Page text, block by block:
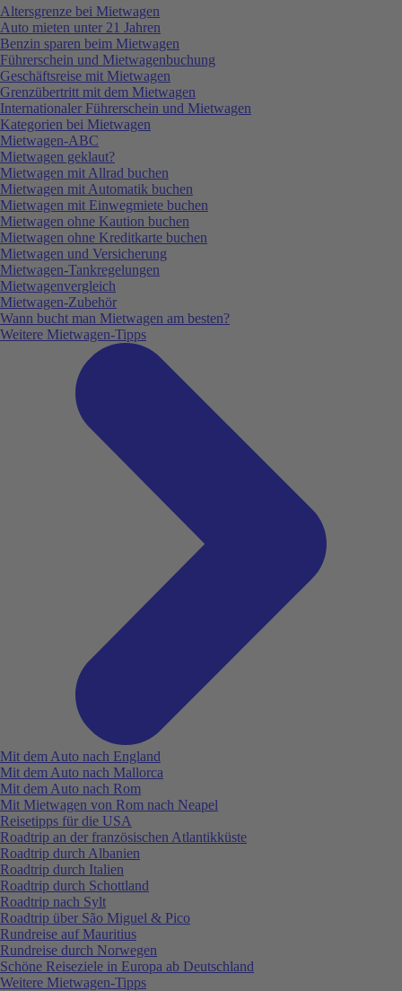
Altersgrenze bei Mietwagen
Auto mieten unter 21 Jahren
Benzin sparen beim Mietwagen
Führerschein und Mietwagenbuchung
Geschäftsreise mit Mietwagen
Grenzübertritt mit dem Mietwagen
Internationaler Führerschein und Mietwagen
Kategorien bei Mietwagen
Mietwagen-ABC
Mietwagen geklaut?
Mietwagen mit Allrad buchen
Mietwagen mit Automatik buchen
Mietwagen mit Einwegmiete buchen
Mietwagen ohne Kaution buchen
Mietwagen ohne Kreditkarte buchen
Mietwagen und Versicherung
Mietwagen-Tankregelungen
Mietwagenvergleich
Mietwagen-Zubehör
Wann bucht man Mietwagen am besten?
Weitere Mietwagen-Tipps
Mit dem Auto nach England
Mit dem Auto nach Mallorca
Mit dem Auto nach Rom
Mit Mietwagen von Rom nach Neapel
Reisetipps für die USA
Roadtrip an der französischen Atlantikküste
Roadtrip durch Albanien
Roadtrip durch Italien
Roadtrip durch Schottland
Roadtrip nach Sylt
Roadtrip über São Miguel & Pico
Rundreise auf Mauritius
Rundreise durch Norwegen
Schöne Reiseziele in Europa ab Deutschland
Weitere Mietwagen-Tipps